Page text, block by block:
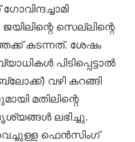
സെല്ലിന്റെ
കടന്നത്. ശേഷം
പിടിപ്പെട്ടാല്‍
വഴി കറങ്ങി
മതിലിന്റെ
ലഭിച്ചു.
ഫെന്‍സിംഗ്